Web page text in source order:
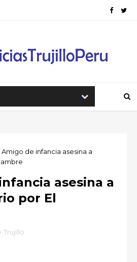
Amigo de infancia asesina a
asesina a
por El
Trujillo